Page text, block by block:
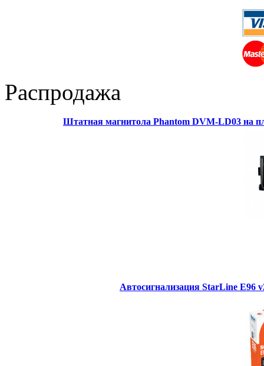
Распродажа
Штатная магнитола Phantom DVM-LD03 на
Автосигнализация StarLine E96